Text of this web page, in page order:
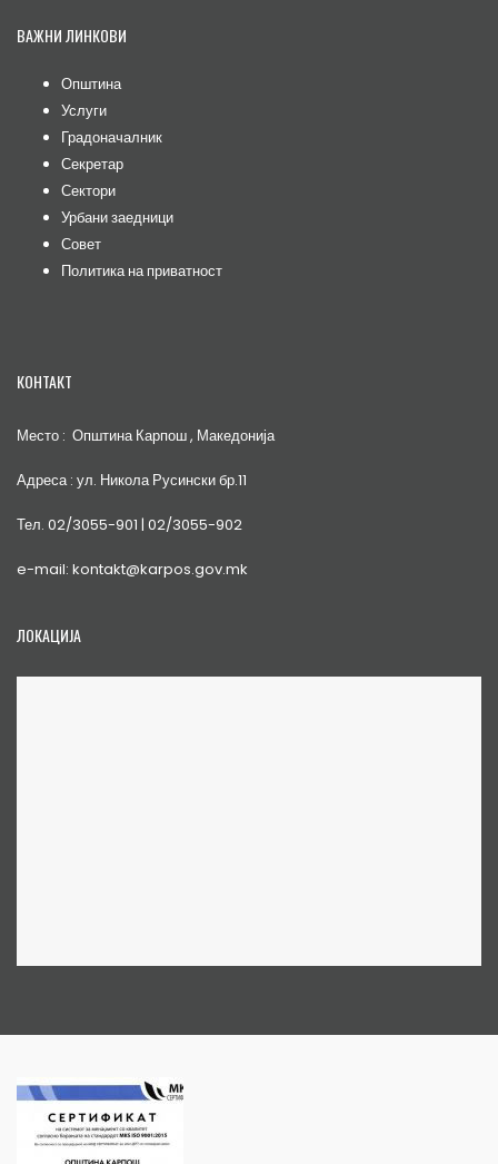
ВАЖНИ ЛИНКОВИ
Општина
Услуги
Градоначалник
Секретар
Сектори
Урбани заедници
Совет
Политика на приватност
КОНТАКТ
Место : Општина Карпош , Македонија
Адреса : ул. Никола Русински бр.11
Тел. 02/3055-901 | 02/3055-902
e-mail: kontakt@karpos.gov.mk
ЛОКАЦИЈА